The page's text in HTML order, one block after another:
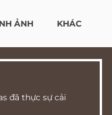
ẢNH KHÁC
đã thực sự cải